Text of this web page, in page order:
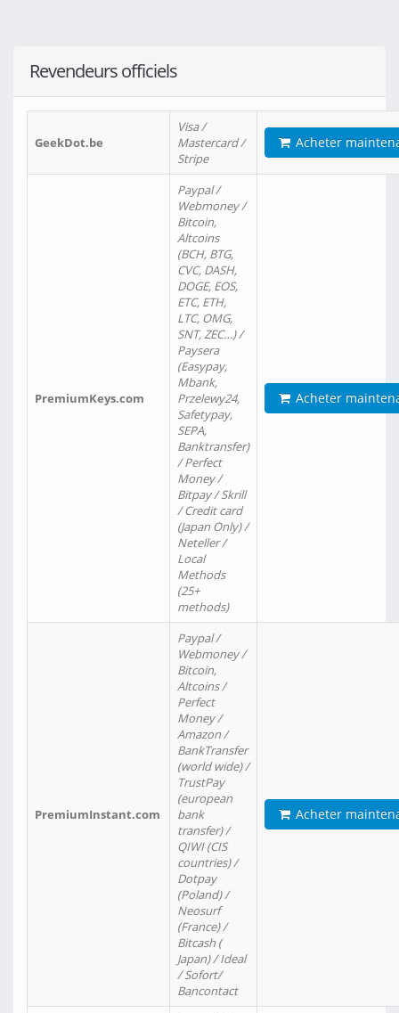
Revendeurs officiels
GeekDot.be
Visa /
Mastercard /
Stripe
Acheter
PremiumKeys.com
Paypal /
Webmoney /
Bitcoin,
Altcoins
(BCH, BTG,
CVC, DASH,
DOGE, EOS,
ETC, ETH,
LTC, OMG,
SNT, ZEC…) /
Paysera
(Easypay,
Mbank,
Przelewy24,
Safetypay,
SEPA,
Banktransfer)
/ Perfect
Money /
Bitpay / Skrill
/ Credit card
(Japan Only) /
Neteller /
Local
Methods
(25+
methods)
Acheter
PremiumInstant.com
Paypal /
Webmoney /
Bitcoin,
Altcoins /
Perfect
Money /
Amazon /
BankTransfer
(world wide) /
TrustPay
(european
bank
transfer) /
QIWI (CIS
countries) /
Dotpay
(Poland) /
Neosurf
(France) /
Bitcash (
Japan) / Ideal
/ Sofort/
Bancontact
Acheter